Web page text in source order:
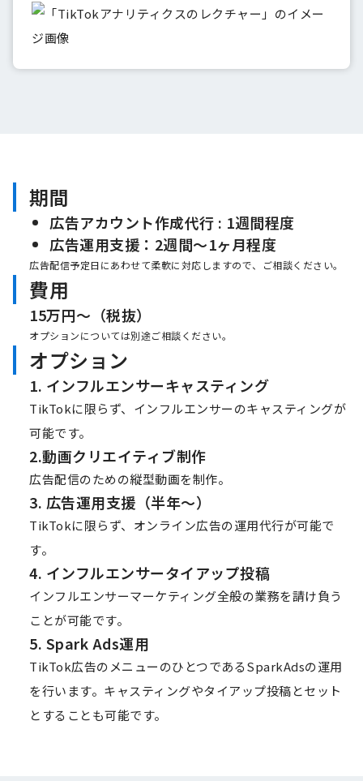
期間
広告アカウント作成代行 : 1週間程度
広告運用支援：2週間〜1ヶ月程度
広告配信予定日にあわせて柔軟に対応しますので、ご相談ください。
費用
15万円〜（税抜）
オプションについては別途ご相談ください。
オプション
1. インフルエンサーキャスティング
TikTokに限らず、インフルエンサーのキャスティングが
可能です。
2.動画クリエイティブ制作
広告配信のための縦型動画を制作。
3. 広告運用支援（半年〜）
TikTokに限らず、オンライン広告の運用代行が可能で
す。
4. インフルエンサータイアップ投稿
インフルエンサーマーケティング全般の業務を請け負う
ことが可能です。
5. Spark Ads運用
TikTok広告のメニューのひとつであるSparkAdsの運用
を行います。キャスティングやタイアップ投稿とセット
とすることも可能です。